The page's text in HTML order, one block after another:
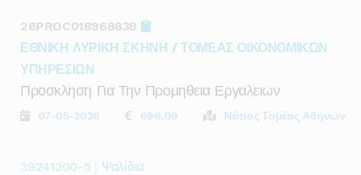
26PROC018968838
ΕΘΝΙΚΗ ΛΥΡΙΚΗ ΣΚΗΝΗ /ΤΟΜΕΑΣ ΟΙΚΟΝΟΜΙΚΩΝ
ΥΠΗΡΕΣΙΩΝ
Προσκληση Για Την Προμηθεια Εργαλειων
07-05-2026 696,09 Νότιος Τομέας Αθηνών
39241200-5 | Ψαλίδια